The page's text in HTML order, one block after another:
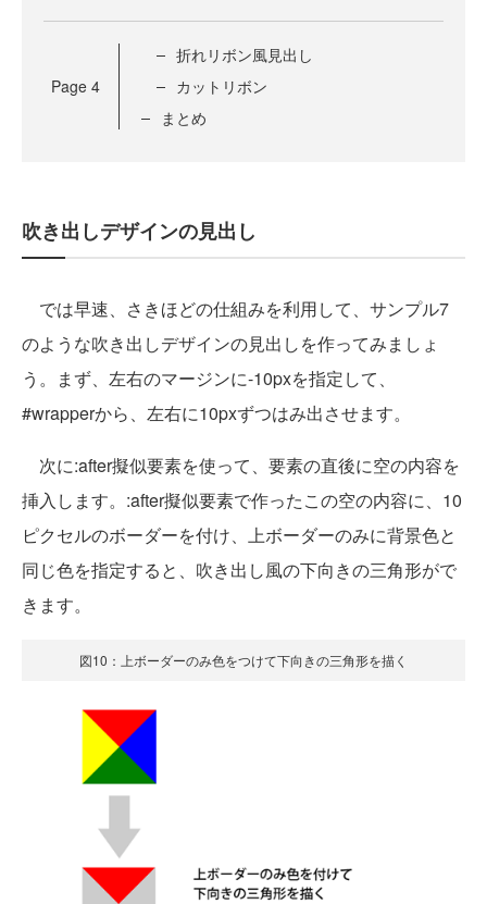
Page 4
折れリボン風見出し
カットリボン
まとめ
吹き出しデザインの見出し
では早速、さきほどの仕組みを利用して、サンプル7
のような吹き出しデザインの見出しを作ってみましょ
う。まず、左右のマージンに-10pxを指定して、
#wrapperから、左右に10pxずつはみ出させます。
次に:after擬似要素を使って、要素の直後に空の内容を
挿入します。:after擬似要素で作ったこの空の内容に、10
ピクセルのボーダーを付け、上ボーダーのみに背景色と
同じ色を指定すると、吹き出し風の下向きの三角形がで
きます。
図10：上ボーダーのみ色をつけて下向きの三角形を描く